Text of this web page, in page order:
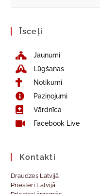
Īsceļi
Jaunumi
Lūgšanas
Notikumi
Paziņojumi
Vārdnīca
Facebook Live
Kontakti
Draudzes Latvijā
Priesteri Latvijā